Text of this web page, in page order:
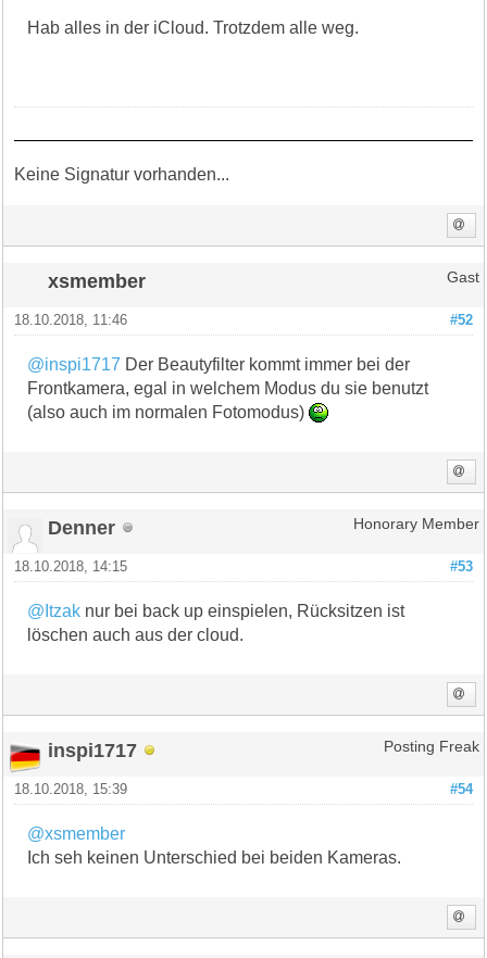
Hab alles in der iCloud. Trotzdem alle weg.
Keine Signatur vorhanden...
xsmember Gast
#52
18.10.2018, 11:46
@inspi1717 Der Beautyfilter kommt immer bei der
Frontkamera, egal in welchem Modus du sie benutzt
(also auch im normalen Fotomodus)
Denner Honorary Member
#53
18.10.2018, 14:15
@Itzak nur bei back up einspielen, Rücksitzen ist
löschen auch aus der cloud.
inspi1717 Posting Freak
#54
18.10.2018, 15:39
@xsmember
Ich seh keinen Unterschied bei beiden Kameras.